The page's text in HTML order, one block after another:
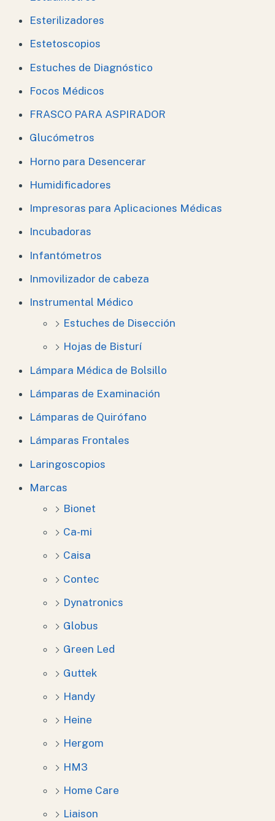
Esterilizadores
Estetoscopios
Estuches de Diagnóstico
Focos Médicos
FRASCO PARA ASPIRADOR
Glucómetros
Horno para Desencerar
Humidificadores
Impresoras para Aplicaciones Médicas
Incubadoras
Infantómetros
Inmovilizador de cabeza
Instrumental Médico
Estuches de Disección
Hojas de Bisturí
Lámpara Médica de Bolsillo
Lámparas de Examinación
Lámparas de Quirófano
Lámparas Frontales
Laringoscopios
Marcas
Bionet
Ca-mi
Caisa
Contec
Dynatronics
Globus
Green Led
Guttek
Handy
Heine
Hergom
HM3
Home Care
Liaison